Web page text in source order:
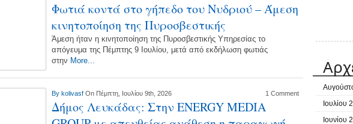
Φωτιά κοντά στο γήπεδο του Νυδριού – Άμεση
κινητοποίηση της Πυροσβεστικής
Άμεση ήταν η κινητοποίηση της Πυροσβεστικής Υπηρεσίας το
απόγευμα της Πέμπτης 9 Ιουλίου, μετά από εκδήλωση φωτιάς
στην More...
By kolivasf On Πέμπτη, Ιουλίου 9th, 2026 1 Comment
Δήμος Λευκάδας: Στην ENERGY MEDIA
Ιουλίου
Ιουνίου